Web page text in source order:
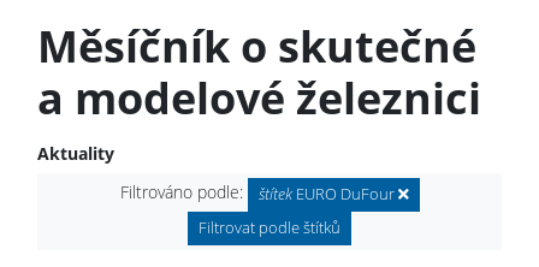
Měsíčník o skutečné
a modelové železnici
Aktuality
Filtrováno podle:
štítekEURO DuFour
Filtrovat podle štítků